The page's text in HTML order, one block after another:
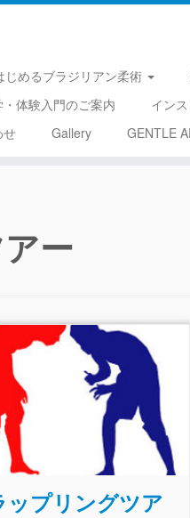
じめるブラジリアン柔術
・体験入門のご案内
イン
せ
Gallery GENTLE
ー
ップリングツア